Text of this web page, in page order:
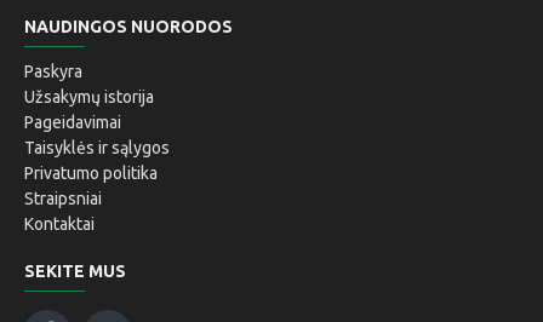
NAUDINGOS NUORODOS
Paskyra
Užsakymų istorija
Pageidavimai
Taisyklės ir sąlygos
Privatumo politika
Straipsniai
Kontaktai
SEKITE MUS